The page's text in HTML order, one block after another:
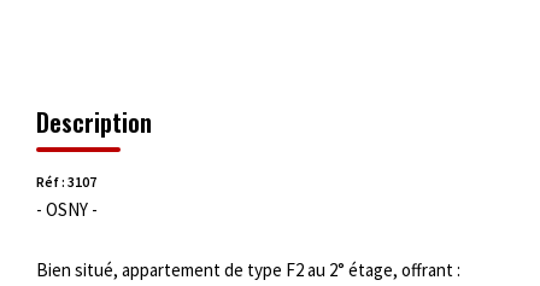
Description
Réf : 3107
- OSNY -
Bien situé, appartement de type F2 au 2° étage, offrant :